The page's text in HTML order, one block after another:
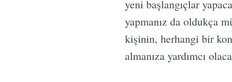
yeni başlangıçlar
yapmanız da oldukça
kişinin, herhangi bir
almanıza yardımcı